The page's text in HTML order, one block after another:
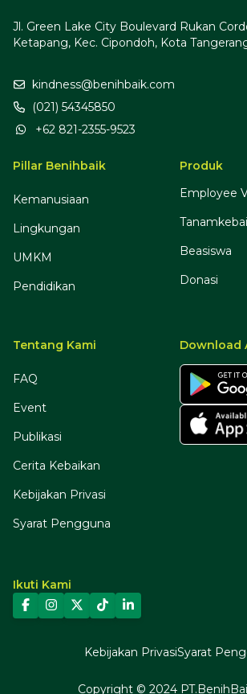
Jl. Green Lake City Boulevard Rukan
Ketapang, Kec. Cipondoh, Kota
kindness@benihbaik.com
(021) 54345850
+62 821-2355-9523
Pillar Benihbaik
Kemanusiaan
Lingkungan
UMKM
Pendidikan
Produk
Employee
Beasiswa
Donasi
Tentang Kami
FAQ
Event
Publikasi
Cerita Kebaikan
Kebijakan Privasi
Syarat Pengguna
Download
Ikuti Kami
Copyright © 2024
Kebijakan PrivasiSyarat